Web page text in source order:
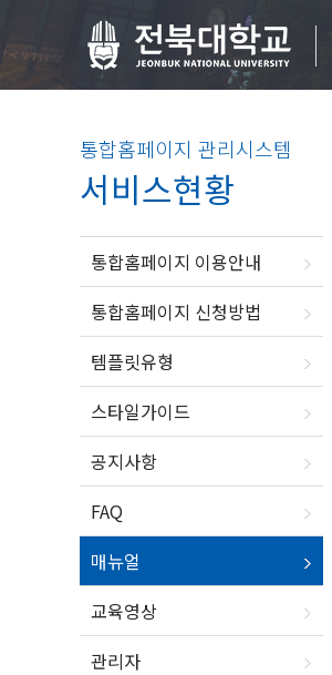
통합홈페이지 관리시스템
서비스현황
통합홈페이지 이용안내
통합홈페이지 신청방법
템플릿유형
스타일가이드
공지사항
FAQ
매뉴얼
교육영상
관리자